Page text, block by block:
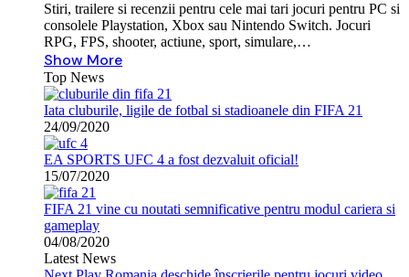
Stiri, trailere si recenzii pentru cele mai tari jocuri pentru PC si
consolele Playstation, Xbox sau Nintendo Switch. Jocuri
RPG, FPS, shooter, actiune, sport, simulare,…
Show More
Top News
Iata cluburile, ligile de fotbal si stadioanele din FIFA 21
24/09/2020
EA SPORTS UFC 4 a fost dezvaluit oficial!
15/07/2020
FIFA 21 vine cu noutati semnificative pentru modul cariera si
gameplay
04/08/2020
Latest News